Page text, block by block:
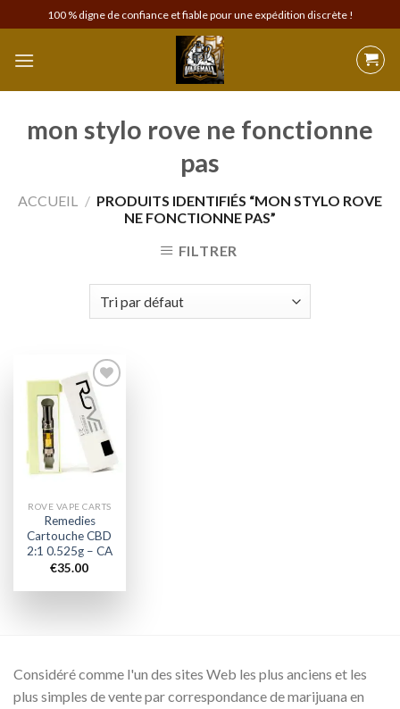
to
content
100 % digne de confiance et fiable pour une expédition discrète !
mon stylo rove ne fonctionne
pas
ACCUEIL / PRODUITS IDENTIFIÉS “MON STYLO ROVE
NE FONCTIONNE PAS”
FILTRER
Add to
wishlist
ROVE VAPE CARTS
Remedies
Cartouche CBD
2:1 0.525g – CA
€35.00
Considéré comme l'un des sites Web les plus anciens et les
plus simples de vente par correspondance de marijuana en